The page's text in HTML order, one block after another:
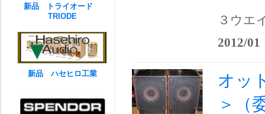
３ウエ
2012/01
オッ
＞（
新品 トライオード
TRIODE
新品 ハセヒロ工業